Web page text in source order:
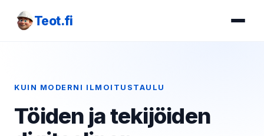
Teot.fi
KUIN MODERNI ILMOITUSTAULU
Töiden ja tekijöiden